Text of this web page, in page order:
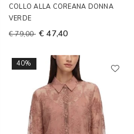
COLLO ALLA COREANA DONNA
VERDE
€ 79,00 € 47,40
40%